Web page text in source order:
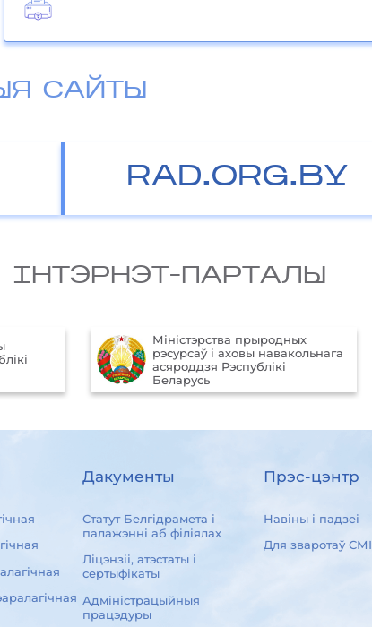
САЙТЫ
RAD.ORG.BY
ПАРТАЛЫ
Міністэрства прыродных
рэсурсаў і аховы навакольнага
асяроддзя Рэспублікі
Беларусь
Дакументы
Статут Белгідрамета і
палажэнні аб філіялах
Ліцэнзіі, атэстаты і
сертыфікаты
Адміністрацыйныя
працэдуры
Прэс-цэнтр
Навіны і падзеі
Для зваротаў СМІ